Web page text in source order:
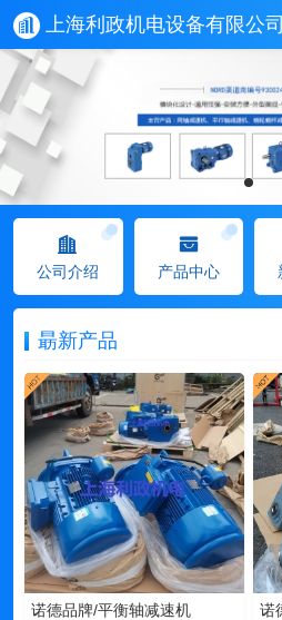
上海利政机电设备有限公司
公司介绍 产品中心
朂新产品
诺德品牌/平衡轴减速机 诺